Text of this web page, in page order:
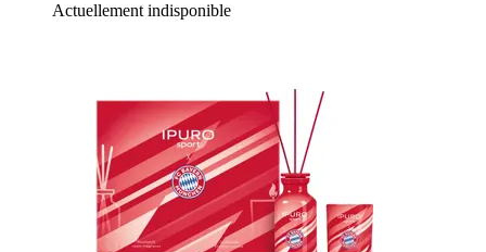
Actuellement indisponible